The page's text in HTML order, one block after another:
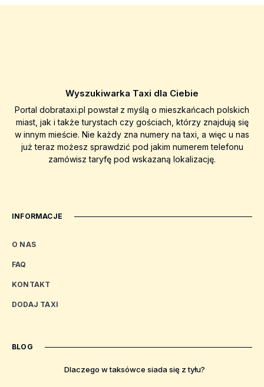
Wyszukiwarka Taxi dla Ciebie
Portal dobrataxi.pl powstał z myślą o mieszkańcach polskich
miast, jak i także turystach czy gościach, którzy znajdują się
w innym mieście. Nie każdy zna numery na taxi, a więc u nas
już teraz możesz sprawdzić pod jakim numerem telefonu
zamówisz taryfę pod wskazaną lokalizację.
INFORMACJE
O NAS
FAQ
KONTAKT
DODAJ TAXI
BLOG
Dlaczego w taksówce siada się z tyłu?